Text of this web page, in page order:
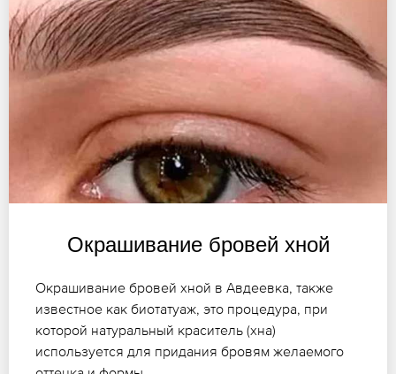
Окрашивание бровей хной
Окрашивание бровей хной в Авдеевка, также
известное как биотатуаж, это процедура, при
которой натуральный краситель (хна)
используется для придания бровям желаемого